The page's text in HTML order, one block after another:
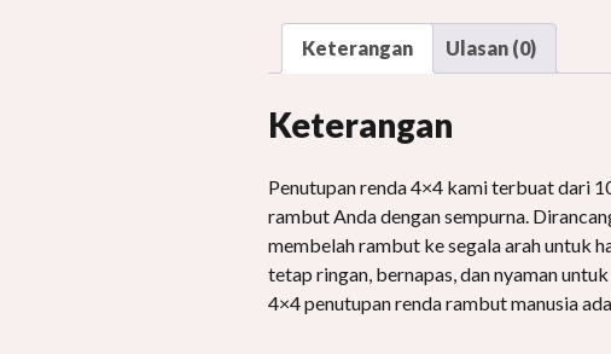
Keterangan Ulasan (0)
Keterangan
Penutupan renda 4×4 kami terbuat dari
rambut Anda dengan sempurna.
membelah rambut ke segala arah untuk
tetap ringan, bernapas, dan nyaman
4×4 penutupan renda rambut manusia